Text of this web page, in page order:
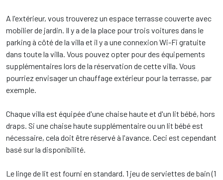
A l'extérieur, vous trouverez un espace terrasse couverte avec
mobilier de jardin. Il y a de la place pour trois voitures dans le
parking à côté de la villa et il y a une connexion Wi-Fi gratuite
dans toute la villa. Vous pouvez opter pour des équipements
supplémentaires lors de la réservation de cette villa. Vous
pourriez envisager un chauffage extérieur pour la terrasse, par
exemple.
Chaque villa est équipée d'une chaise haute et d'un lit bébé, hors
draps. Si une chaise haute supplémentaire ou un lit bébé est
nécessaire, cela doit être réservé à l'avance. Ceci est cependant
basé sur la disponibilité.
Le linge de lit est fourni en standard. 1 jeu de serviettes de bain (1